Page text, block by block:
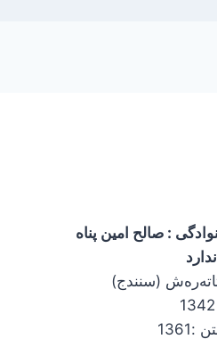
: صالح امین پناه
(سنندج)